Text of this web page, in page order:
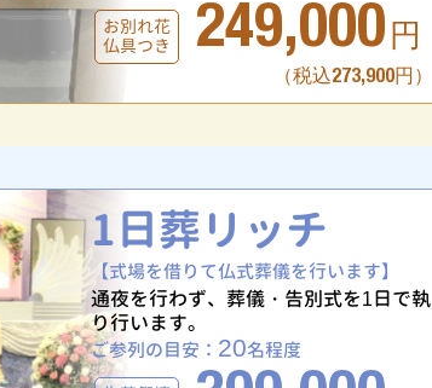
お別れ花
仏具つき
249,000 円
（税込273,900円）
1日葬リッチ
【式場を借りて仏式葬儀を行います】
通夜を行わず、葬儀・告別式を1日で執
り行います。
ご参列の目安： 20名程度